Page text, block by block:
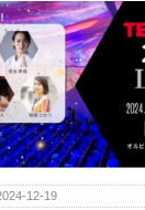
12-19